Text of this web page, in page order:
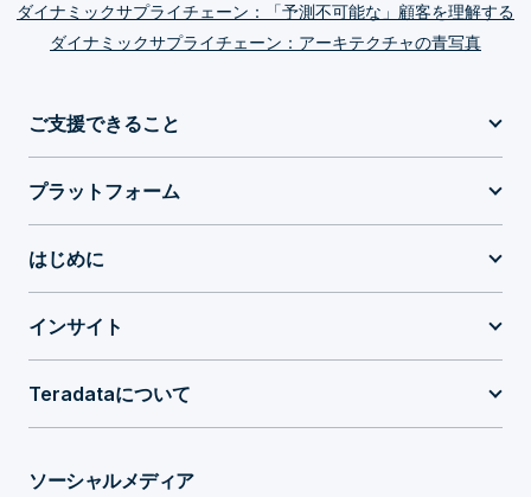
ダイナミックサプライチェーン：「予測不可能な」顧客を理解する
ダイナミックサプライチェーン：アーキテクチャの青写真
ご支援できること
プラットフォーム
はじめに
インサイト
Teradataについて
ソーシャルメディア